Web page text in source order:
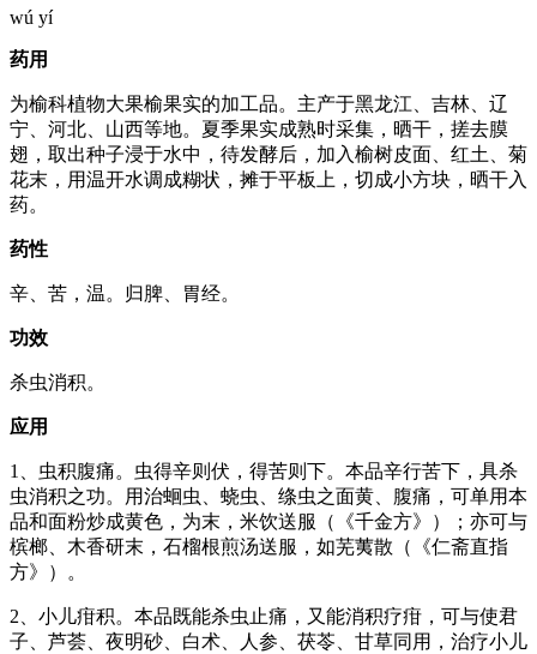
wú yí
药用
为榆科植物大果榆果实的加工品。主产于黑龙江、吉林、辽
宁、河北、山西等地。夏季果实成熟时采集，晒干，搓去膜
翅，取出种子浸于水中，待发酵后，加入榆树皮面、红土、菊
花末，用温开水调成糊状，摊于平板上，切成小方块，晒干入
药。
药性
辛、苦，温。归脾、胃经。
功效
杀虫消积。
应用
1、虫积腹痛。虫得辛则伏，得苦则下。本品辛行苦下，具杀
虫消积之功。用治蛔虫、蛲虫、绦虫之面黄、腹痛，可单用本
品和面粉炒成黄色，为末，米饮送服（《千金方》）；亦可与
槟榔、木香研末，石榴根煎汤送服，如芜荑散（《仁斋直指
方》）。
2、小儿疳积。本品既能杀虫止痛，又能消积疗疳，可与使君
子、芦荟、夜明砂、白术、人参、茯苓、甘草同用，治疗小儿